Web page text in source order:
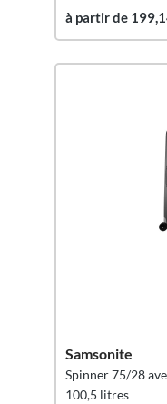
à partir de
Samsonite
Spinner 75/28
100,5 litres